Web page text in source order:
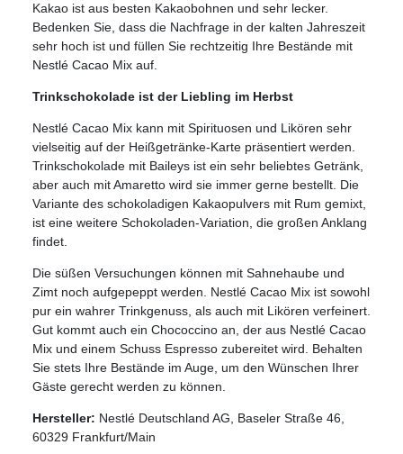
Kakao ist aus besten Kakaobohnen und sehr lecker.
Bedenken Sie, dass die Nachfrage in der kalten Jahreszeit
sehr hoch ist und füllen Sie rechtzeitig Ihre Bestände mit
Nestlé Cacao Mix auf.
Trinkschokolade ist der Liebling im Herbst
Nestlé Cacao Mix kann mit Spirituosen und Likören sehr
vielseitig auf der Heißgetränke-Karte präsentiert werden.
Trinkschokolade mit Baileys ist ein sehr beliebtes Getränk,
aber auch mit Amaretto wird sie immer gerne bestellt. Die
Variante des schokoladigen Kakaopulvers mit Rum gemixt,
ist eine weitere Schokoladen-Variation, die großen Anklang
findet.
Die süßen Versuchungen können mit Sahnehaube und
Zimt noch aufgepeppt werden. Nestlé Cacao Mix ist sowohl
pur ein wahrer Trinkgenuss, als auch mit Likören verfeinert.
Gut kommt auch ein Chococcino an, der aus Nestlé Cacao
Mix und einem Schuss Espresso zubereitet wird. Behalten
Sie stets Ihre Bestände im Auge, um den Wünschen Ihrer
Gäste gerecht werden zu können.
Hersteller: Nestlé Deutschland AG, Baseler Straße 46,
60329 Frankfurt/Main